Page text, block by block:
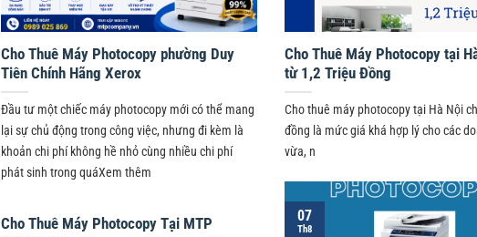
Cho Thuê Máy Photocopy phường Duy
Tiên Chính Hãng Xerox
Đầu tư một chiếc máy photocopy mới có thể mang
lại sự chủ động trong công việc, nhưng đi kèm là
khoản chi phí không hề nhỏ cùng nhiều chi phí
phát sinh trong quáXem thêm
Cho Thuê Máy Photocopy tại
từ 1,2 Triệu Đồng
Cho thuê máy photocopy tại Hà Nội
đồng là mức giá khá hợp lý cho các
vừa, n
07
Th8
Cho Thuê Máy Photocopy Tại MTP